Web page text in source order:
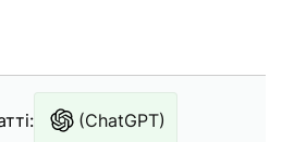
(ChatGPT)